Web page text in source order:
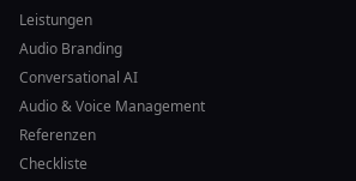
Leistungen
Audio Branding
Conversational AI
Audio & Voice Management
Referenzen
Checkliste